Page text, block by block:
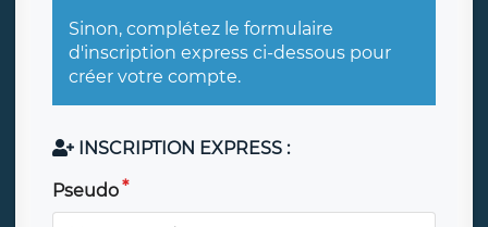
Sinon, complétez le formulaire
d'inscription express ci-dessous pour
créer votre compte.
INSCRIPTION EXPRESS :
Pseudo